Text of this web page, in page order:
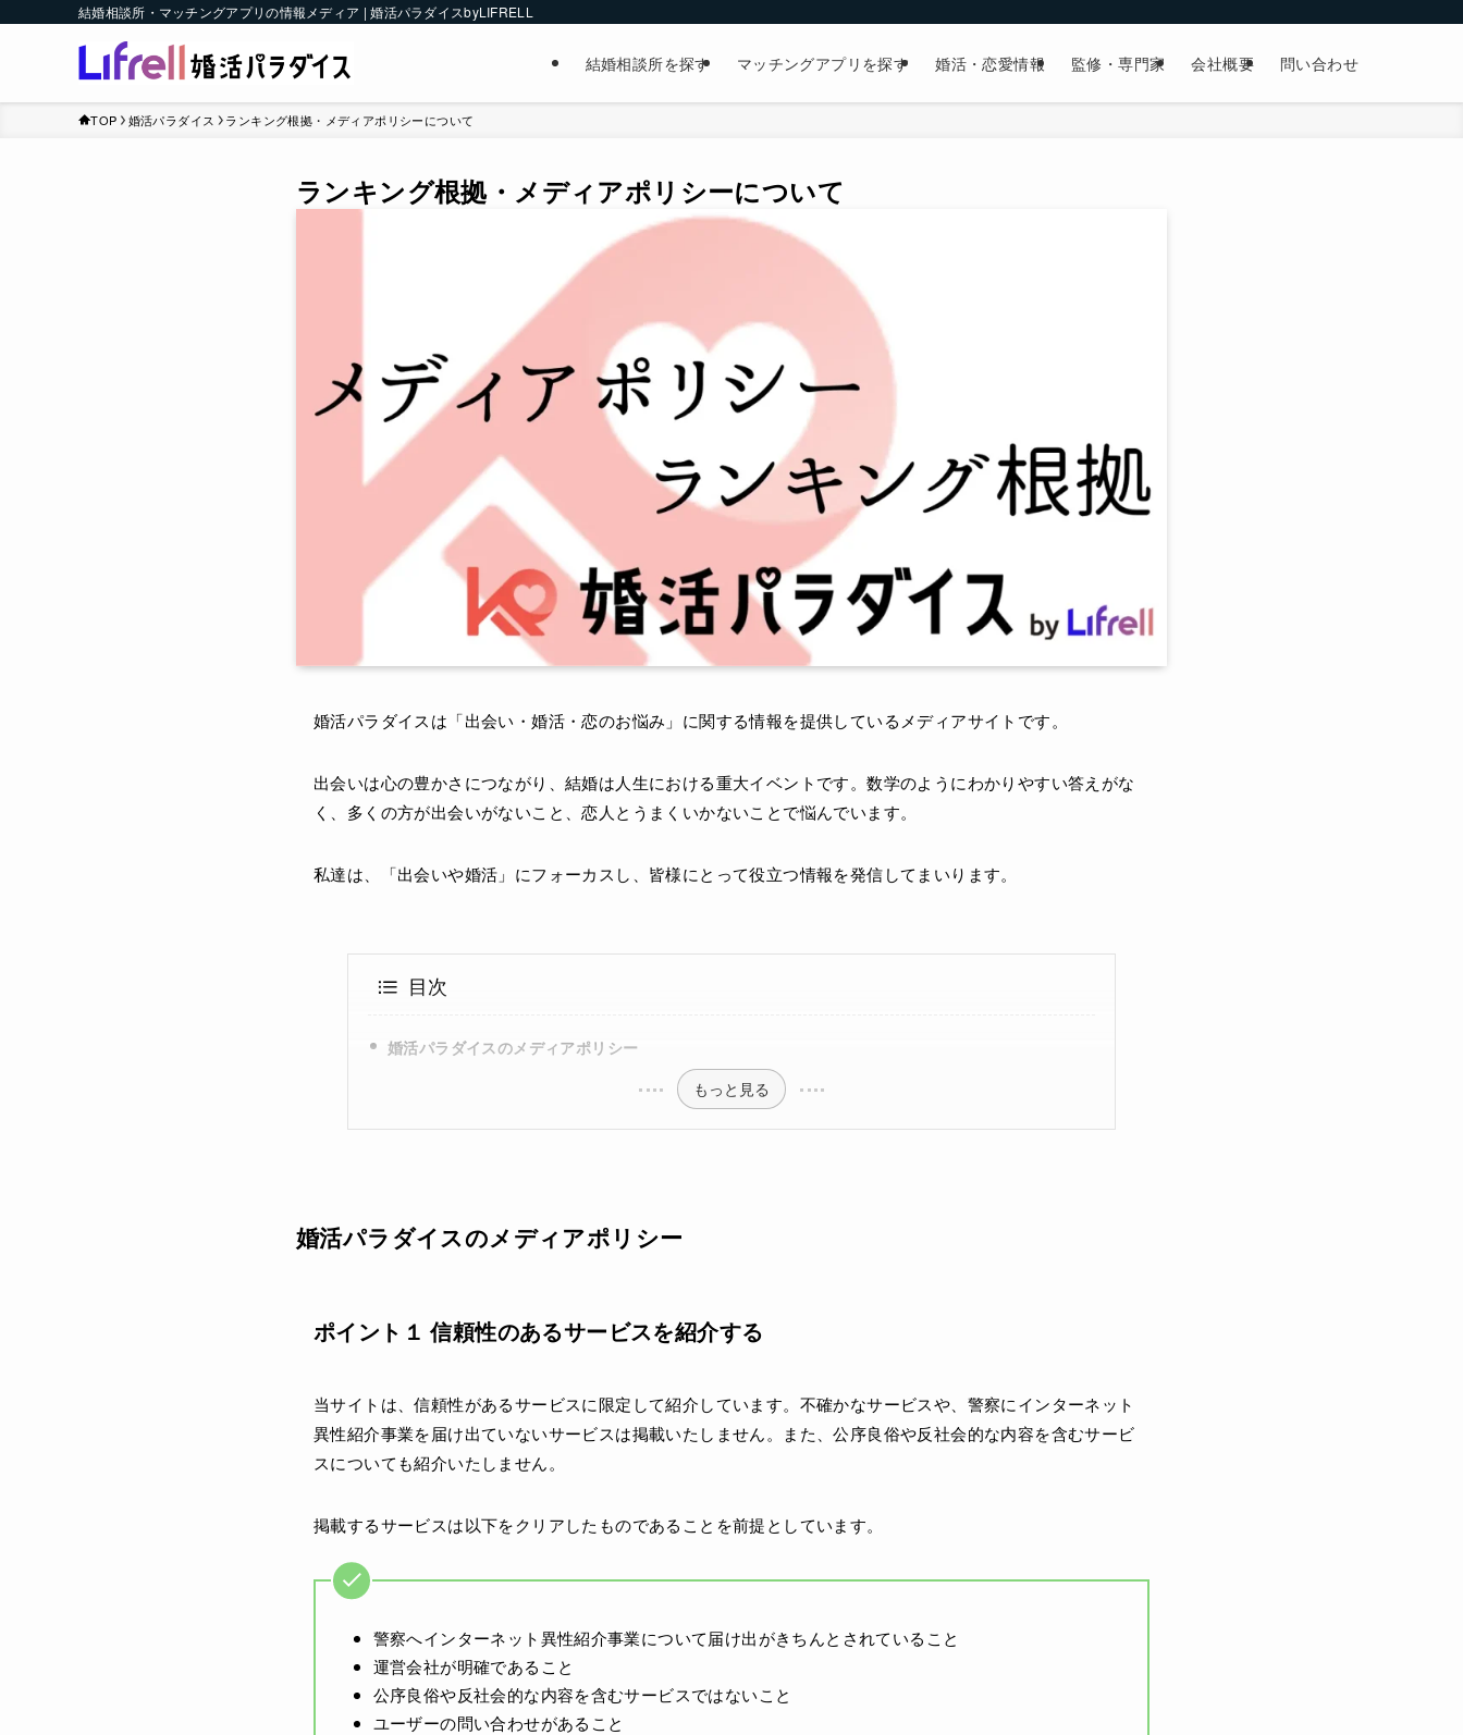
結婚相談所・マッチングアプリの情報メディア | 婚活パラダイスbyLIFRELL
結婚相談所を探す マッチングアプリを探す 婚活・恋愛情報 監修・専門家 会社概要 問い合わせ
TOP 婚活パラダイス ランキング根拠・メディアポリシーについて
ランキング根拠・メディアポリシーについて
婚活パラダイスは「出会い・婚活・恋のお悩み」に関する情報を提供しているメディアサイトです。
出会いは心の豊かさにつながり、結婚は人生における重大イベントです。数学のようにわかりやすい答えがな
く、多くの方が出会いがないこと、恋人とうまくいかないことで悩んでいます。
私達は、「出会いや婚活」にフォーカスし、皆様にとって役立つ情報を発信してまいります。
目次
婚活パラダイスのメディアポリシー
もっと見る
婚活パラダイスのメディアポリシー
ポイント１ 信頼性のあるサービスを紹介する
当サイトは、信頼性があるサービスに限定して紹介しています。不確かなサービスや、警察にインターネット
異性紹介事業を届け出ていないサービスは掲載いたしません。また、公序良俗や反社会的な内容を含むサービ
スについても紹介いたしません。
掲載するサービスは以下をクリアしたものであることを前提としています。
警察へインターネット異性紹介事業について届け出がきちんとされていること
運営会社が明確であること
公序良俗や反社会的な内容を含むサービスではないこと
ユーザーの問い合わせがあること